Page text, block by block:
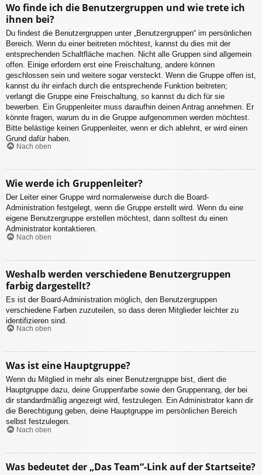
Wo finde ich die Benutzergruppen und wie trete ich
ihnen bei?
Du findest die Benutzergruppen unter „Benutzergruppen“ im persönlichen
Bereich. Wenn du einer beitreten möchtest, kannst du dies mit der
entsprechenden Schaltfläche machen. Nicht alle Gruppen sind allgemein
offen. Einige erfordern erst eine Freischaltung, andere können
geschlossen sein und weitere sogar versteckt. Wenn die Gruppe offen ist,
kannst du ihr einfach durch die entsprechende Funktion beitreten;
verlangt die Gruppe eine Freischaltung, so kannst du dich für sie
bewerben. Ein Gruppenleiter muss daraufhin deinen Antrag annehmen. Er
könnte fragen, warum du in die Gruppe aufgenommen werden möchtest.
Bitte belästige keinen Gruppenleiter, wenn er dich ablehnt, er wird einen
Grund dafür haben.
Nach oben
Wie werde ich Gruppenleiter?
Der Leiter einer Gruppe wird normalerweise durch die Board-
Administration festgelegt, wenn die Gruppe erstellt wird. Wenn du eine
eigene Benutzergruppe erstellen möchtest, dann solltest du einen
Administrator kontaktieren.
Nach oben
Weshalb werden verschiedene Benutzergruppen
farbig dargestellt?
Es ist der Board-Administration möglich, den Benutzergruppen
verschiedene Farben zuzuteilen, so dass deren Mitglieder leichter zu
identifizieren sind.
Nach oben
Was ist eine Hauptgruppe?
Wenn du Mitglied in mehr als einer Benutzergruppe bist, dient die
Hauptgruppe dazu, deine Gruppenfarbe sowie den Gruppenrang, der bei
dir standardmäßig angezeigt wird, festzulegen. Ein Administrator kann dir
die Berechtigung geben, deine Hauptgruppe im persönlichen Bereich
selbst festzulegen.
Nach oben
Was bedeutet der „Das Team“-Link auf der Startseite?